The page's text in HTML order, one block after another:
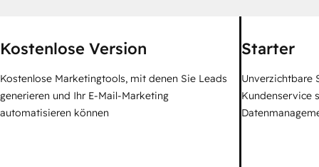
Kostenlose Version
Kostenlose Marketingtools, mit denen Sie Leads
generieren und Ihr E-Mail-Marketing
automatisieren können
Starter
Unverzichtbare
Kundenservice